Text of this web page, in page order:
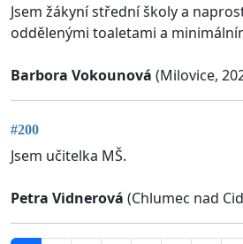
Jsem žákyní střední školy a
oddělenými toaletami a
Barbora Vokounová (Milovice,
#200
Jsem učitelka MŠ.
Petra Vidnerová (Chlumec nad